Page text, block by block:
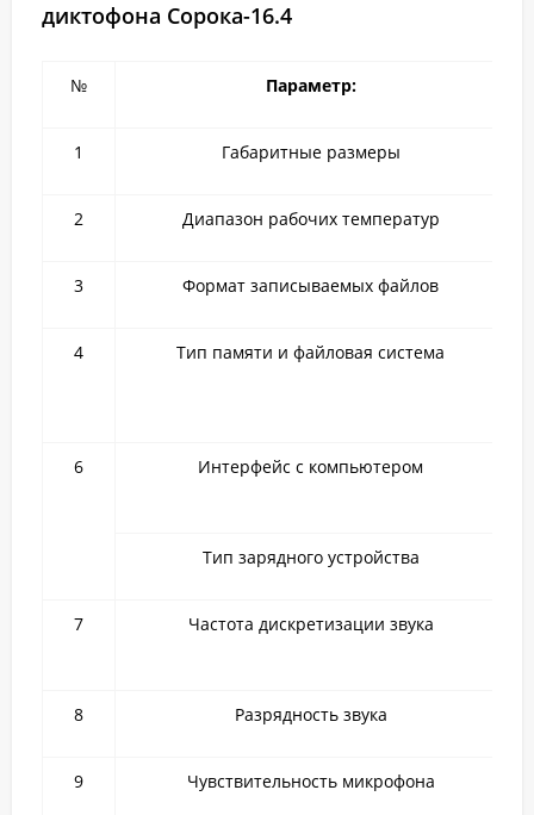
диктофона Сорока-16.4
№ Параметр:
1 Габаритные размеры
2 Диапазон рабочих температур
3 Формат записываемых файлов
4 Тип памяти и файловая система
6 Интерфейс с компьютером
Тип зарядного устройства
7 Частота дискретизации звука
8 Разрядность звука
9 Чувствительность микрофона